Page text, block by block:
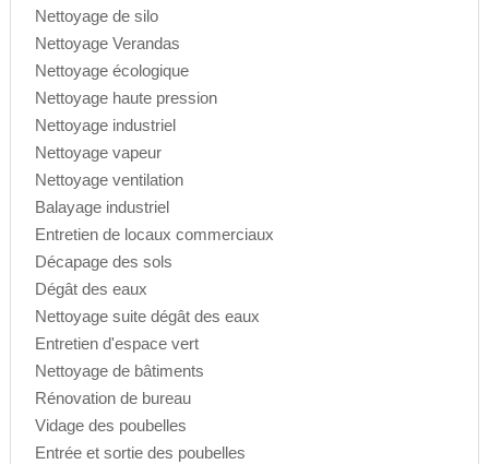
Nettoyage de silo
Nettoyage Verandas
Nettoyage écologique
Nettoyage haute pression
Nettoyage industriel
Nettoyage vapeur
Nettoyage ventilation
Balayage industriel
Entretien de locaux commerciaux
Décapage des sols
Dégât des eaux
Nettoyage suite dégât des eaux
Entretien d'espace vert
Nettoyage de bâtiments
Rénovation de bureau
Vidage des poubelles
Entrée et sortie des poubelles